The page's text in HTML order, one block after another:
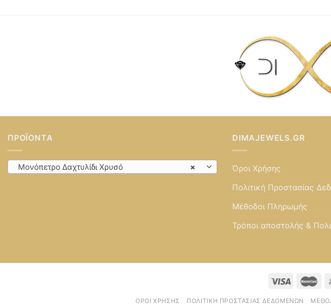
ΠΡΟΪΌΝΤΑ
×
Μονόπετρο Δαχτυλίδι Χρυσό
DIMAJEWELS.GR
Όροι Χρήσης
Πολιτική Προστασίας
Μέθοδοι Πληρωμής
Τρόποι αποστολής &
ΌΡΟΙ ΧΡΉΣΗΣ ΠΟΛΙΤΙΚΉ ΠΡΟΣΤΑΣΊΑΣ ΔΕΔΟΜΈΝΩΝ